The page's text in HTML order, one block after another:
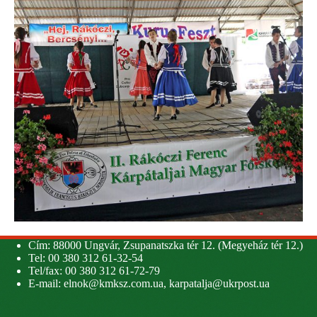
Cím: 88000 Ungvár, Zsupanatszka tér 12. (Megyeház tér 12.)
Tel: 00 380 312 61-32-54
Tel/fax: 00 380 312 61-72-79
E-mail: elnok@kmksz.com.ua, karpatalja@ukrpost.ua